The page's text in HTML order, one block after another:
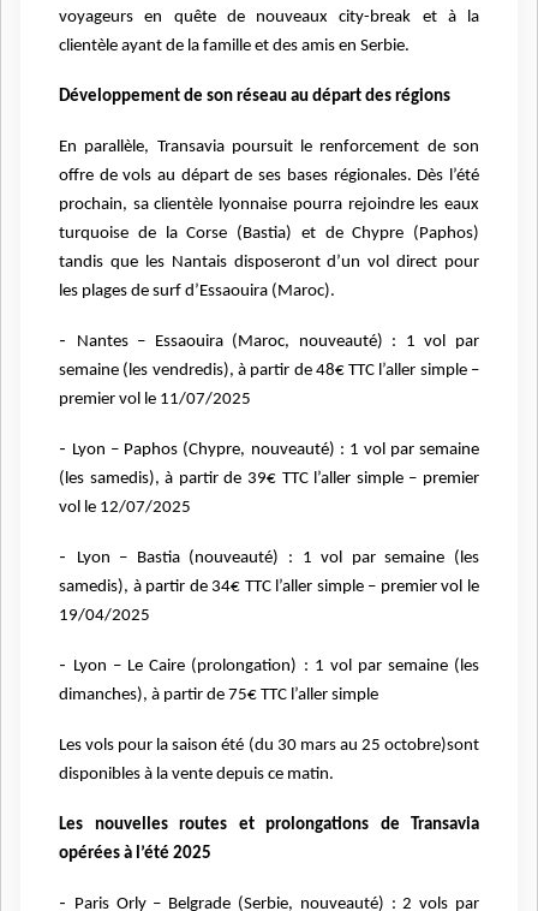
voyageurs en quête de nouveaux city-break et à la
clientèle ayant de la famille et des amis en Serbie.
Développement de son réseau au départ des régions
En parallèle, Transavia poursuit le renforcement de son
offre de vols au départ de ses bases régionales. Dès l’été
prochain, sa clientèle lyonnaise pourra rejoindre les eaux
turquoise de laCorse (Bastia) et de Chypre (Paphos)
tandis que les Nantais disposeront d’un vol direct pour
les plages de surf d’Essaouira (Maroc).
-
Nantes – Essaouira (Maroc, nouveauté) : 1 vol par
semaine (les vendredis), à partir de 48€ TTC l’aller simple –
premier vol le 11/07/2025
- Lyon – Paphos (Chypre, nouveauté) : 1 vol par semaine
(les samedis), à partir de 39€ TTC l’aller simple – premier
vol le 12/07/2025
-
Lyon – Bastia (nouveauté) : 1 vol par semaine (les
samedis), à partir de 34€ TTC l’aller simple – premier vol le
19/04/2025
- Lyon – Le Caire (prolongation) : 1 vol par semaine (les
dimanches), à partir de 75€ TTC l’aller simple
Les vols pour la saison été (du 30 mars au 25 octobre)sont
disponibles à la vente depuis ce matin.
Les nouvelles routes et prolongations de Transavia
opérées à l’été 2025
- Paris Orly – Belgrade (Serbie, nouveauté) : 2 vols par